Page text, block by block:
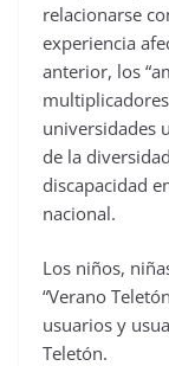
relacionarse
experiencia
anterior, los
universidades
de la
discapacidad
nacional.
Los niños,
“Verano
usuarios y
Teletón.